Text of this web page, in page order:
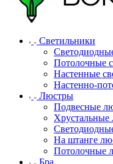
Светильники
Потолочные
Настенные
Настенно-
Люстры
Подвесные
На штанге
Потолочные
Бра